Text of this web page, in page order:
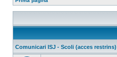
Comunicari ISJ - Scoli (acces restrins)